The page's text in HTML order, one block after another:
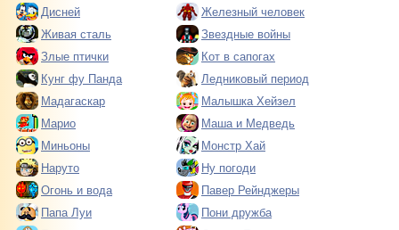
Дисней
Железный человек
Живая сталь
Звездные войны
Злые птички
Кот в сапогах
Кунг фу Панда
Ледниковый период
Мадагаскар
Малышка Хейзел
Марио
Маша и Медведь
Миньоны
Монстр Хай
Наруто
Ну погоди
Огонь и вода
Павер Рейнджеры
Папа Луи
Пони дружба